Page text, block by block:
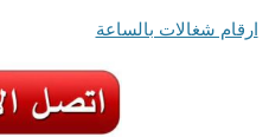
ارقام شغالات بالساعة